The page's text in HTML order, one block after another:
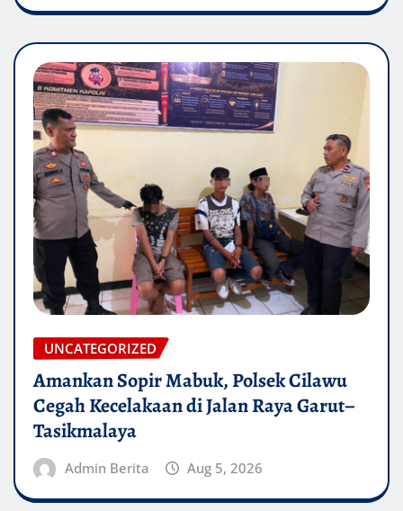
UNCATEGORIZED
Amankan Sopir Mabuk, Polsek Cilawu
Cegah Kecelakaan di Jalan Raya Garut–
Tasikmalaya
Admin Berita Aug 5, 2026